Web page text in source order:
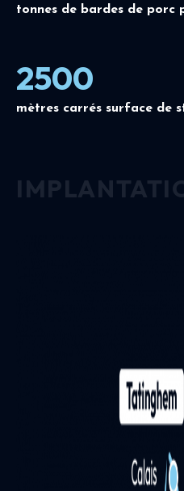
tonnes de bardes de porc
2500
mètres carrés surface de